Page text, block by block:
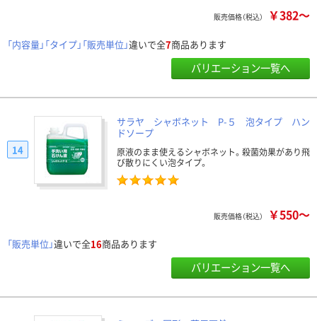
販売価格（税込） ￥382～
「内容量」「タイプ」「販売単位」違いで全7商品あります
バリエーション一覧へ
サラヤ シャボネット P-５ 泡タイプ ハン
ドソープ
原液のまま使えるシャボネット。殺菌効果があり飛
び散りにくい泡タイプ。
14
販売価格（税込） ￥550～
「販売単位」違いで全16商品あります
バリエーション一覧へ